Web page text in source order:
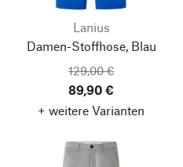
Lanius
Damen-Stoffhose, Blau
129,00 €
89,90 €
+ weitere Varianten